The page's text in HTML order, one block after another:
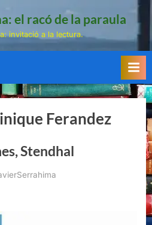
el racó de la paraula
invitació a la lectura.
Ferandez
Stendhal